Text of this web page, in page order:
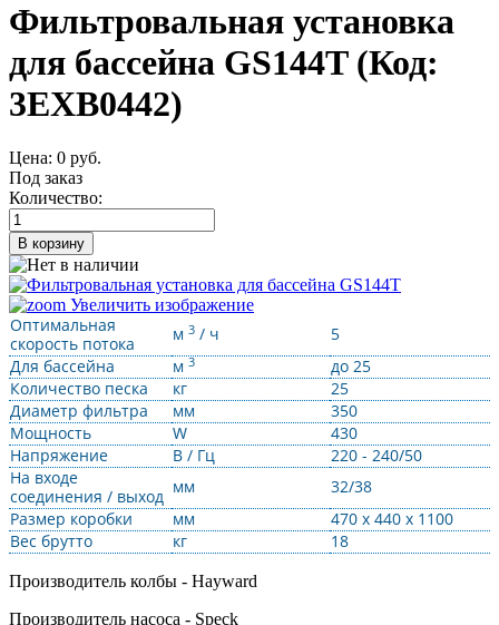
Фильтровальная установка
для бассейна GS144T (Код:
3EXB0442)
Цена: 0 руб.
Под заказ
Количество:
В корзину
Увеличить изображение
Оптимальная
скорость потока
м 3 / ч
5
Для бассейна
м 3
до 25
Количество песка
кг
25
Диаметр фильтра
мм
350
Мощность
W
430
Напряжение
В / Гц
220 - 240/50
На входе
соединения / выход мм
32/38
Размер коробки
мм
470 х 440 х 1100
Вес брутто
кг 18
Производитель колбы - Hayward
Производитель насоса - Speck